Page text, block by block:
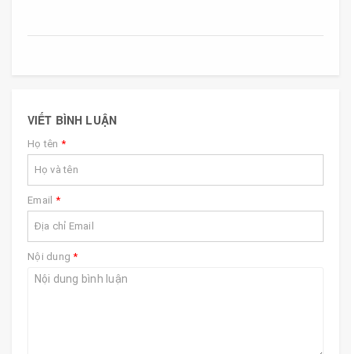
VIẾT BÌNH LUẬN
Họ tên *
Email *
Nội dung*